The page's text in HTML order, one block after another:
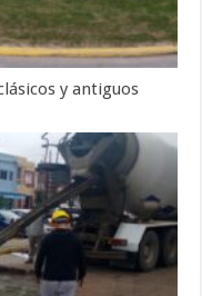
y antiguos